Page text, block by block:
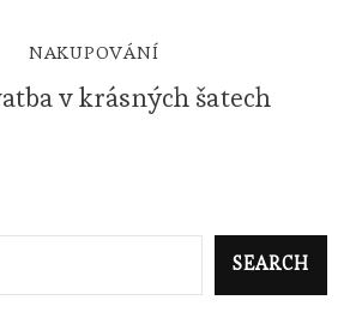
NAKUPOVÁNÍ
v krásných šatech
SEARCH